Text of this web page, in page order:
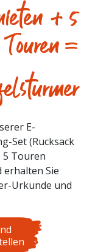
+ 5
Touren =
E-
Set (Rucksack
5 Touren
erhalten Sie
Urkunde und